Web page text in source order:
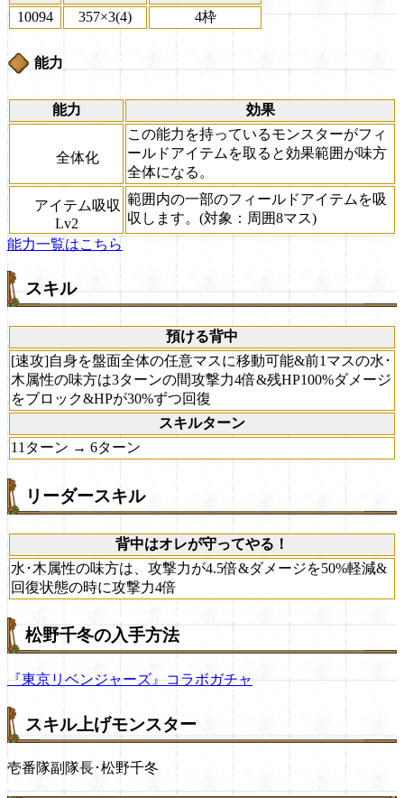
10094
357×3(4) 4枠
能力
能力 効果
全体化
この能力を持っているモンスターがフィ
ールドアイテムを取ると効果範囲が味方
全体になる。
アイテム吸収
Lv2
範囲内の一部のフィールドアイテムを吸
収します。(対象：周囲8マス)
能力一覧はこちら
スキル
預ける背中
[速攻]自身を盤面全体の任意マスに移動可能&前1マスの水･
木属性の味方は3ターンの間攻撃力4倍&残HP100%ダメージ
をブロック&HPが30%ずつ回復
スキルターン
11ターン → 6ターン
リーダースキル
背中はオレが守ってやる！
水･木属性の味方は、攻撃力が4.5倍&ダメージを50%軽減&
回復状態の時に攻撃力4倍
松野千冬の入手方法
『東京リベンジャーズ』コラボガチャ
スキル上げモンスター
壱番隊副隊長･松野千冬